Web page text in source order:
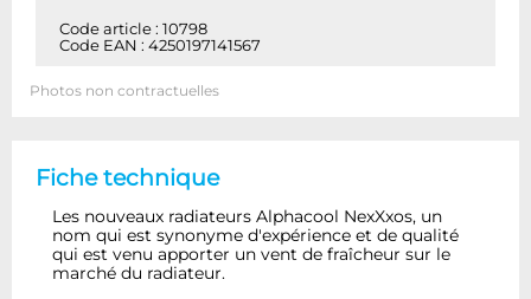
Code article : 10798
Code EAN : 4250197141567
Photos non contractuelles
Fiche technique
Les nouveaux radiateurs Alphacool NexXxos, un
nom qui est synonyme d'expérience et de qualité
qui est venu apporter un vent de fraîcheur sur le
marché du radiateur.